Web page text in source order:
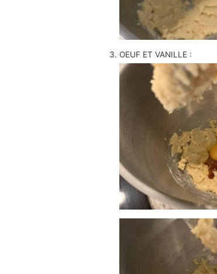
OEUF ET VANILLE :